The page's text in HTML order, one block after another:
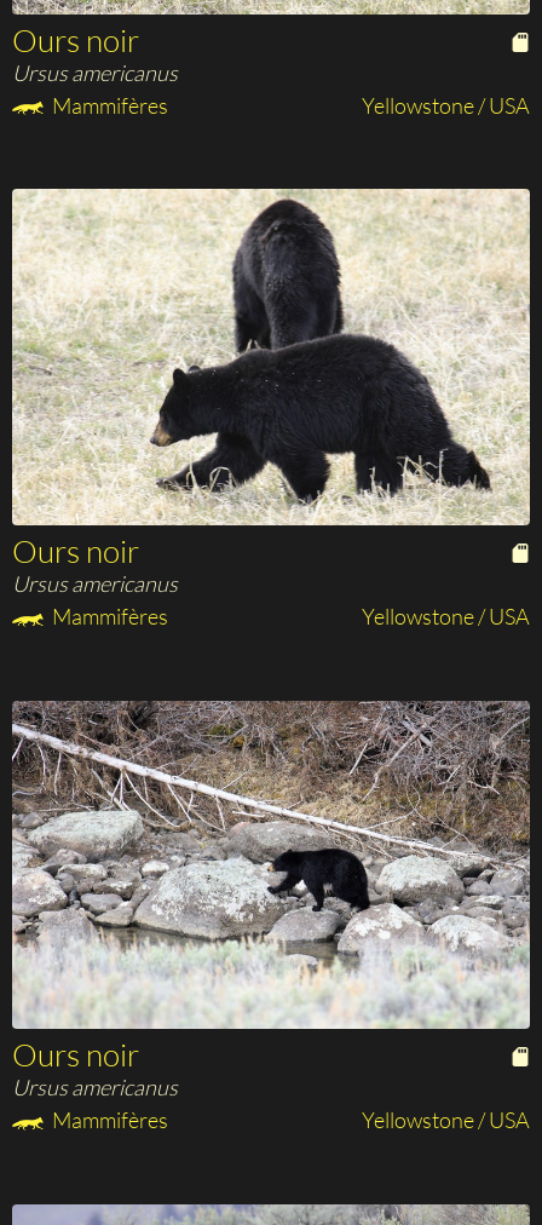
Ours noir
Ursus americanus
Mammifères
Yellowstone / USA
Ours noir
Ursus americanus
Mammifères
Yellowstone / USA
Ours noir
Ursus americanus
Mammifères
Yellowstone / USA